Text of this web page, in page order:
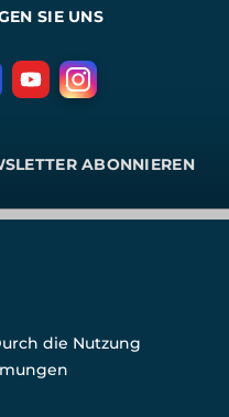
SIE UNS
ABONNIEREN
die Nutzung